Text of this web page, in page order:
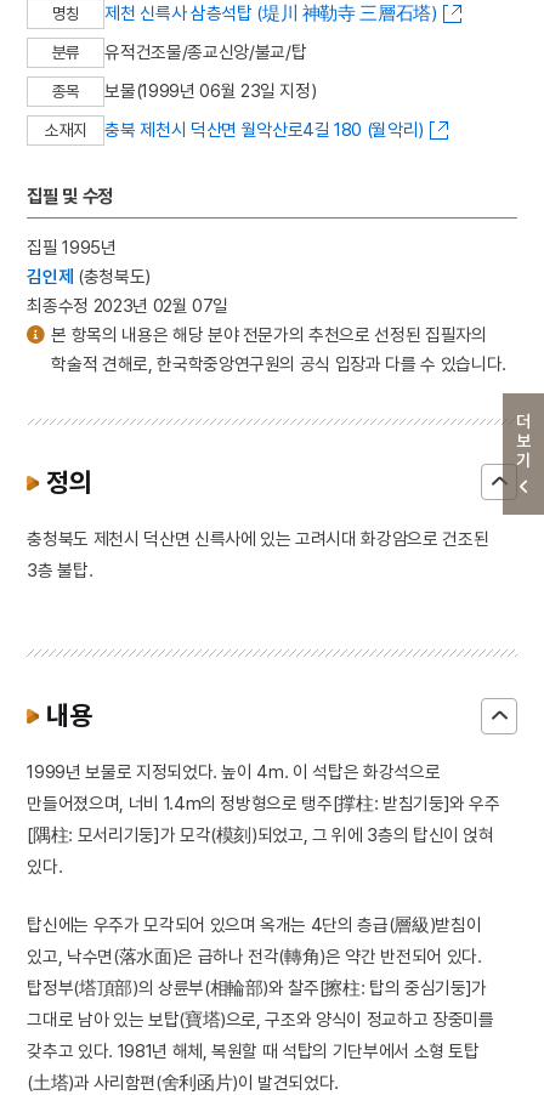
더보기
명칭 제천 신륵사 삼층석탑 (堤川 神勒寺 三層石塔)
분류 유적건조물/종교신앙/불교/탑
종목 보물(1999년 06월 23일 지정)
소재지 충북 제천시 덕산면 월악산로4길 180 (월악리)
집필 및 수정
집필 1995년
김인제 (충청북도)
최종수정 2023년 02월 07일
본 항목의 내용은 해당 분야 전문가의 추천으로 선정된 집필자의
학술적 견해로, 한국학중앙연구원의 공식 입장과 다를 수 있습니다.
정의
충청북도 제천시 덕산면 신륵사에 있는 고려시대 화강암으로 건조된
3층 불탑.
내용
1999년 보물로 지정되었다. 높이 4m. 이 석탑은 화강석으로
만들어졌으며, 너비 1.4m의 정방형으로 탱주[撑柱: 받침기둥]와 우주
[隅柱: 모서리기둥]가 모각(模刻)되었고, 그 위에 3층의 탑신이 얹혀
있다.
탑신에는 우주가 모각되어 있으며 옥개는 4단의 층급(層級)받침이
있고, 낙수면(落水面)은 급하나 전각(轉角)은 약간 반전되어 있다.
탑정부(塔頂部)의 상륜부(相輪部)와 찰주[擦柱: 탑의 중심기둥]가
그대로 남아 있는 보탑(寶塔)으로, 구조와 양식이 정교하고 장중미를
갖추고 있다. 1981년 해체, 복원할 때 석탑의 기단부에서 소형 토탑
(土塔)과 사리함편(舍利函片)이 발견되었다.